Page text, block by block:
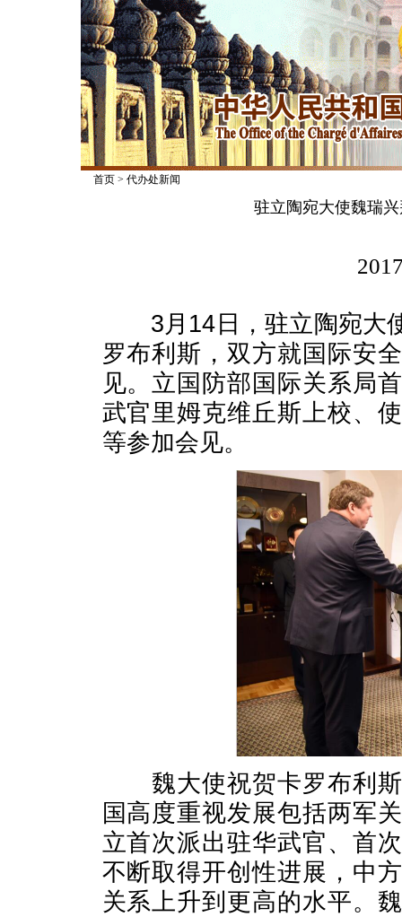
首页> 代办处新闻
驻立陶宛大使魏瑞
3月14日，驻立陶宛大使
罗布利斯，双方就国际安
见。立国防部国际关系局
武官里姆克维丘斯上校、
等参加会见。
魏大使祝贺卡罗布利斯
国高度重视发展包括两军
立首次派出驻华武官、首
不断取得开创性进展，中
关系上升到更高的水平。